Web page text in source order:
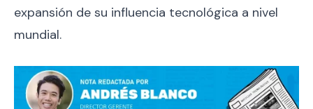
expansión de su influencia tecnológica a nivel
mundial.